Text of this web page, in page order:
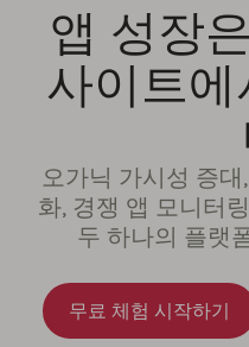
앱 성장
사이트
오가닉 가시성 증
화, 경쟁 앱 모니터
두 하나의 플랫
무료 체험 시작하기